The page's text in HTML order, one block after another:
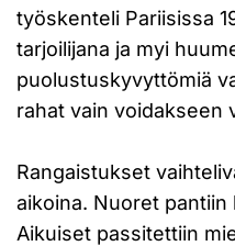
työskenteli Pariisissa
tarjoilijana ja myi
puolustuskyvyttömiä
rahat vain voidakseen
Rangaistukset
aikoina. Nuoret
Aikuiset passitettiin